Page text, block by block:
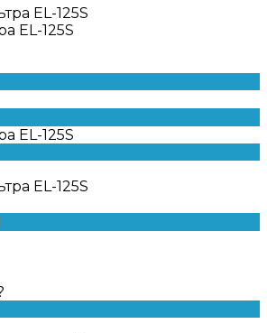
EL-125S
EL-125S